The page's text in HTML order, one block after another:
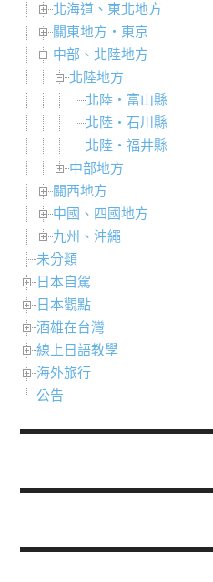
北海道、東北地方
關東地方・東京
中部、北陸地方
北陸地方
北陸・富山縣
北陸・石川縣
北陸・福井縣
中部地方
關西地方
中國、四國地方
九州、沖繩
未分類
日本自駕
日本觀點
酒雄在台灣
線上日語教學
海外旅行
公告